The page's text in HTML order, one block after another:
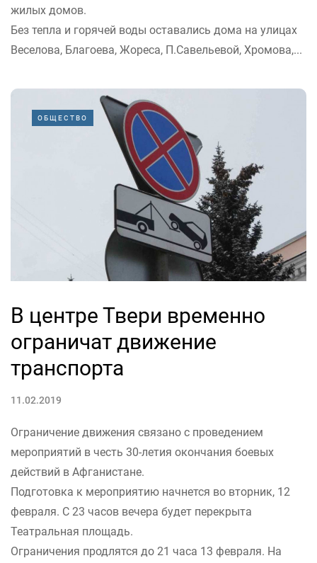
жилых домов.
Без тепла и горячей воды оставались дома на улицах
Веселова, Благоева, Жореса, П.Савельевой, Хромова,...
ОБЩЕСТВО
В центре Твери временно
ограничат движение
транспорта
11.02.2019
Ограничение движения связано с проведением
мероприятий в честь 30-летия окончания боевых
действий в Афганистане.
Подготовка к мероприятию начнется во вторник, 12
февраля. С 23 часов вечера будет перекрыта
Театральная площадь.
Ограничения продлятся до 21 часа 13 февраля. На